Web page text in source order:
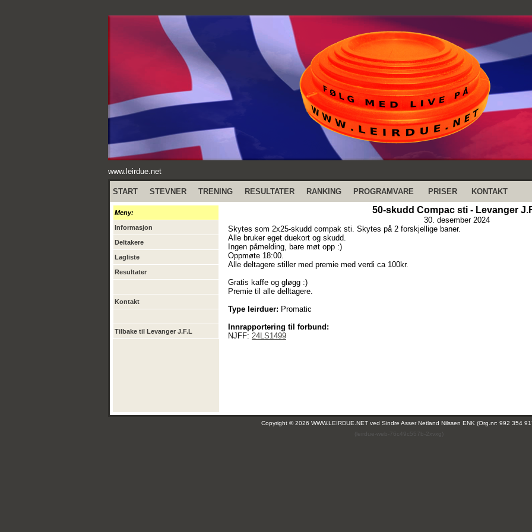
www.leirdue.net
START STEVNER TRENING RESULTATER RANKING PROGRAMVARE PRISER KONTAKT
Meny:
Informasjon
Deltakere
Lagliste
Resultater
Kontakt
Tilbake til Levanger J.F.L
50-skudd Compac sti - Levanger
30. desember 2024
Skytes som 2x25-skudd compak sti. Skytes på 2 forskjellige baner.
Alle bruker eget duekort og skudd.
Ingen påmelding, bare møt opp :)
Oppmøte 18:00.
Alle deltagere stiller med premie med verdi ca 100kr.
Gratis kaffe og gløgg :)
Premie til alle delltagere.
Type leirduer: Promatic
Innrapportering til forbund:
NJFF: 24LS1499
Copyright © 2026 WWW.LEIRDUE.NET ved Sindre Asser Netland Nilssen ENK (Org.nr: 992 354
(leirdue-web-76c49c557b-2xvxg)